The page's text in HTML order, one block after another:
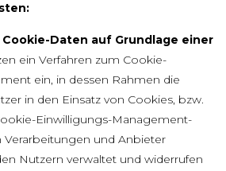
Daten auf Grundlage einer
ein Verfahren zum Cookie-
ein, in dessen Rahmen die
in den Einsatz von Cookies, bzw.
Einwilligungs-Management-
Verarbeitungen und Anbieter
Nutzern verwaltet und widerrufen